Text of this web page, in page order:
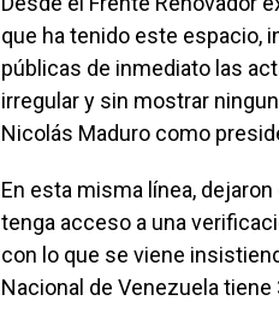
que ha tenido este espacio,
públicas de inmediato las
irregular y sin mostrar
Nicolás Maduro como
En esta misma línea,
tenga acceso a una
con lo que se viene
Nacional de Venezuela tiene